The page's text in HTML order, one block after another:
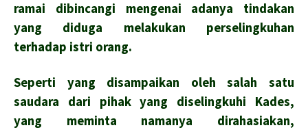
ramai dibincangi mengenai adanya tindakan
yang diduga melakukan perselingkuhan
terhadap istri orang.
Seperti yang disampaikan oleh salah satu
saudara dari pihak yang diselingkuhi Kades,
yang meminta namanya dirahasiakan,